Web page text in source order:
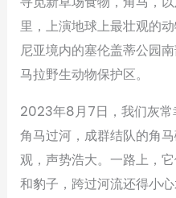
里，上演地球上最壮观的
尼亚境内的塞伦盖蒂公园
马拉野生动物保护区。
2023年8月7日，我们灰常
角马过河，成群结队的角
观，声势浩大。一路上，
和豹子，跨过河流还得小